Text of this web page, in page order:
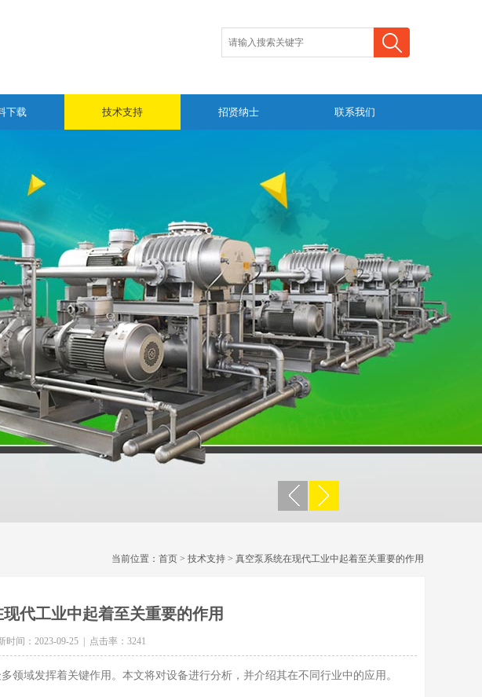
下载 技术支持 招贤纳士 联系我们
当前位置： 首页 > 技术支持 > 真空泵系统在现代工业中起着至关重要的作用
代工业中起着至关重要的作用
时间：2023-09-25 | 点击率：3241
域发挥着关键作用。本文将对设备进行分析，并介绍其在不同行业中的应用。